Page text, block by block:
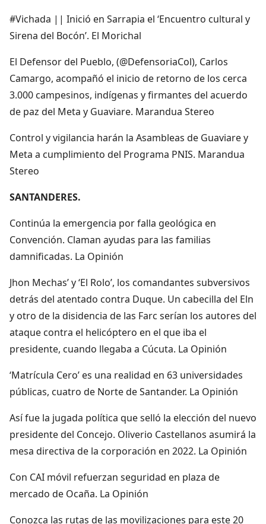
#Vichada || Inició en Sarrapia el ‘Encuentro cultural y
Sirena del Bocón’. El Morichal
El Defensor del Pueblo, (@DefensoriaCol), Carlos
Camargo, acompañó el inicio de retorno de los cerca
3.000 campesinos, indígenas y firmantes del acuerdo
de paz del Meta y Guaviare. Marandua Stereo
Control y vigilancia harán la Asambleas de Guaviare y
Meta a cumplimiento del Programa PNIS. Marandua
Stereo
SANTANDERES.
Continúa la emergencia por falla geológica en
Convención. Claman ayudas para las familias
damnificadas. La Opinión
Jhon Mechas’ y ‘El Rolo’, los comandantes subversivos
detrás del atentado contra Duque. Un cabecilla del Eln
y otro de la disidencia de las Farc serían los autores del
ataque contra el helicóptero en el que iba el
presidente, cuando llegaba a Cúcuta. La Opinión
‘Matrícula Cero’ es una realidad en 63 universidades
públicas, cuatro de Norte de Santander. La Opinión
Así fue la jugada política que selló la elección del nuevo
presidente del Concejo. Oliverio Castellanos asumirá la
mesa directiva de la corporación en 2022. La Opinión
Con CAI móvil refuerzan seguridad en plaza de
mercado de Ocaña. La Opinión
Conozca las rutas de las movilizaciones para este 20